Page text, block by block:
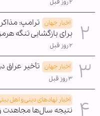
۲ روز قبل
اخبار جهان ترامپ:
برای بازگشایی تنگه
۲ روز قبل
اخبار جهان تأخیر عراق
۳ روز قبل
اخبار نهادهای دینی و اهل
نتیجه سال‌ها مجاهدت